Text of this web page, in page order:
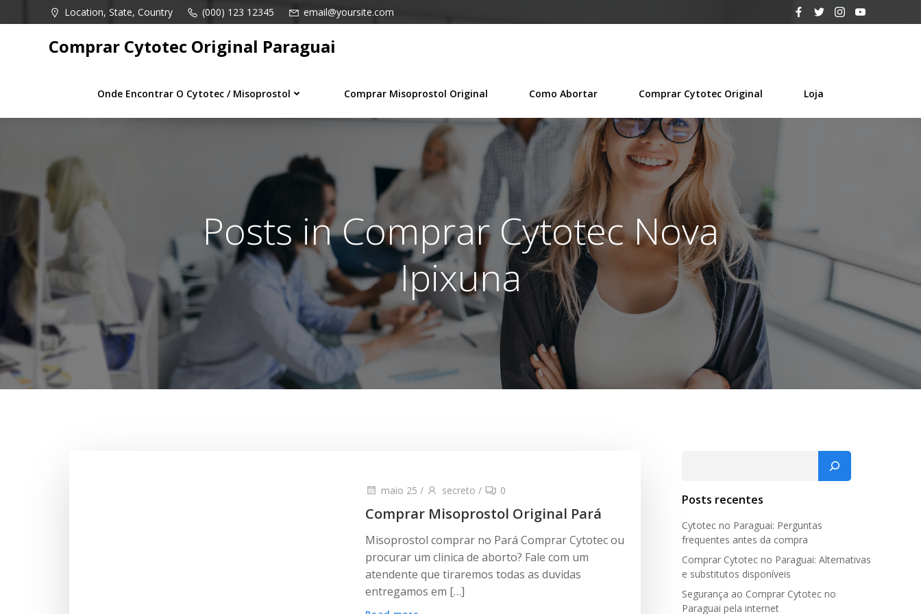
para
Location, State, Country (000) 123 12345 email@yoursite.com
Comprar Cytotec Original Paraguai
Onde Encontrar O Cytotec / Misoprostol Comprar Misoprostol Original Como Abortar Comprar Cytotec Original Loja
Posts in Comprar Cytotec Nova
Ipixuna
maio 25 / secreto / 0
Comprar Misoprostol Original Pará
Misoprostol comprar no Pará Comprar Cytotec ou
procurar um clinica de aborto? Fale com um
atendente que tiraremos todas as duvidas
entregamos em […]
Posts recentes
Cytotec no Paraguai: Perguntas
frequentes antes da compra
Comprar Cytotec no Paraguai: Alternativas
e substitutos disponíveis
Segurança ao Comprar Cytotec no
Paraguai pela internet